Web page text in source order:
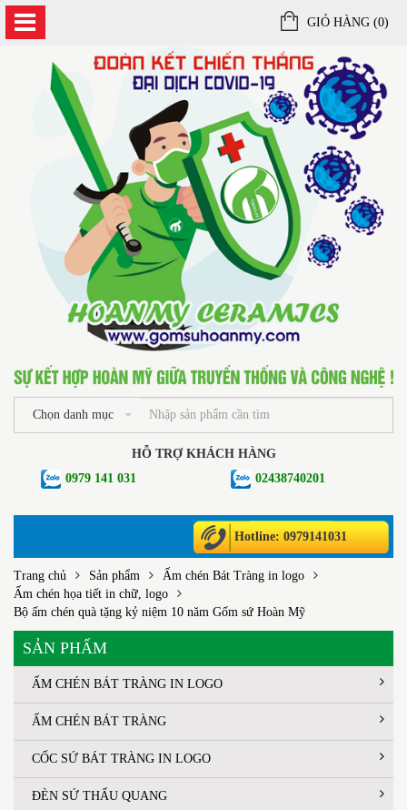
GIỎ HÀNG (0)
Chọn danh mục
HỖ TRỢ KHÁCH HÀNG
0979 141 031
02438740201
Hotline: 0979141031
Trang chủ Sản phẩm
Ấm chén Bát Tràng in logo
Ấm chén họa tiết in chữ, logo
Bộ ấm chén quà tặng kỷ niệm 10 năm Gốm sứ Hoàn Mỹ
SẢN PHẨM
ẤM CHÉN BÁT TRÀNG IN LOGO
ẤM CHÉN BÁT TRÀNG
CỐC SỨ BÁT TRÀNG IN LOGO
ĐÈN SỨ THẤU QUANG